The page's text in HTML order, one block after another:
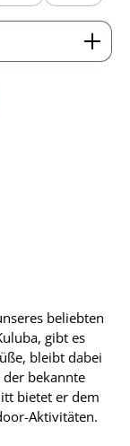
Wert ein
beliebten
gibt es
bleibt dabei
bekannte
bietet er dem
Aktivitäten.